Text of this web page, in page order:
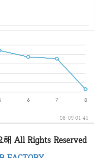
08-09 01:41
All Rights Reserved